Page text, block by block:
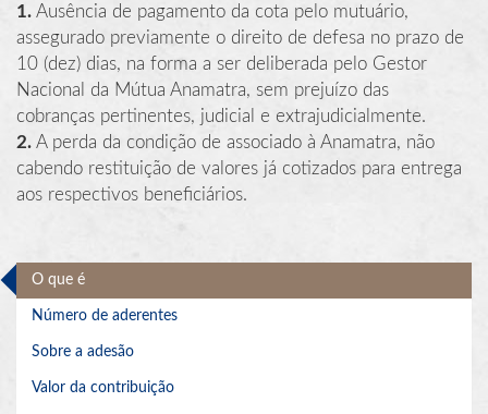
1. Ausência de pagamento da cota pelo mutuário,
assegurado previamente o direito de defesa no prazo de
10 (dez) dias, na forma a ser deliberada pelo Gestor
Nacional da Mútua Anamatra, sem prejuízo das
cobranças pertinentes, judicial e extrajudicialmente.
2. A perda da condição de associado à Anamatra, não
cabendo restituição de valores já cotizados para entrega
aos respectivos beneficiários.
O que é
Número de aderentes
Sobre a adesão
Valor da contribuição